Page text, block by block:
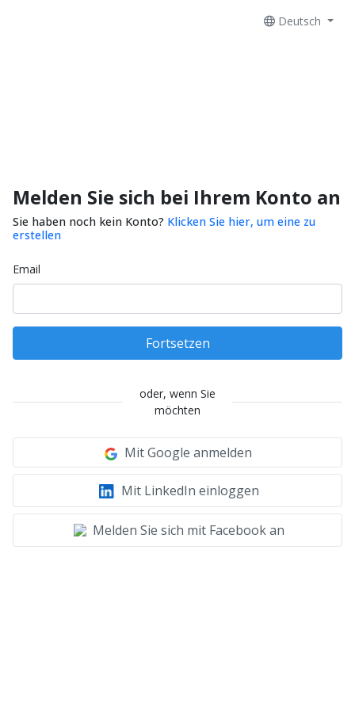
Deutsch
Melden Sie sich bei Ihrem Konto an
Sie haben noch kein Konto? Klicken Sie hier, um eine zu
erstellen
Email
Fortsetzen
oder, wenn Sie
möchten
Mit Google anmelden
Mit LinkedIn einloggen
Melden Sie sich mit Facebook an